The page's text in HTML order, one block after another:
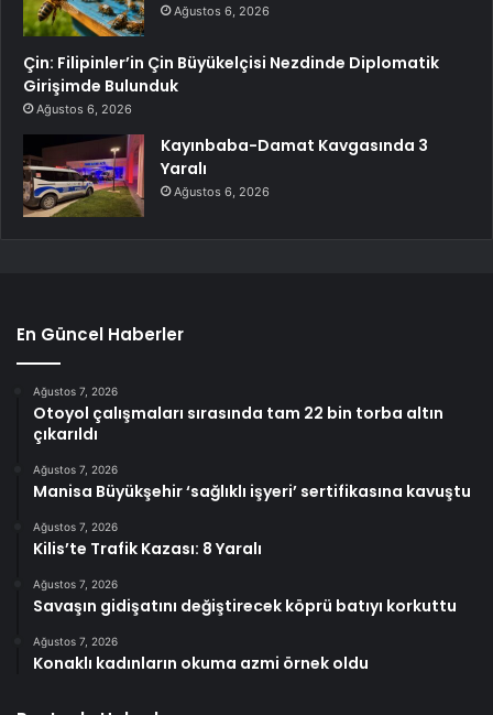
Ağustos 6, 2026
Çin: Filipinler’in Çin Büyükelçisi Nezdinde Diplomatik
Girişimde Bulunduk
Ağustos 6, 2026
Kayınbaba-Damat Kavgasında 3
Yaralı
Ağustos 6, 2026
En Güncel Haberler
Ağustos 7, 2026
Otoyol çalışmaları sırasında tam 22 bin torba altın
çıkarıldı
Ağustos 7, 2026
Manisa Büyükşehir ‘sağlıklı işyeri’ sertifikasına kavuştu
Ağustos 7, 2026
Kilis’te Trafik Kazası: 8 Yaralı
Ağustos 7, 2026
Savaşın gidişatını değiştirecek köprü batıyı korkuttu
Ağustos 7, 2026
Konaklı kadınların okuma azmi örnek oldu